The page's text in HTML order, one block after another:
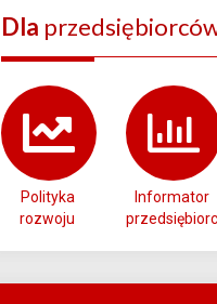
Dla
Polityka
rozwoju
Informator